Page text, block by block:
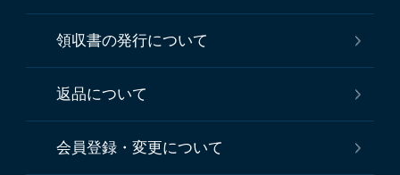
領収書の発行について
返品について
会員登録・変更について